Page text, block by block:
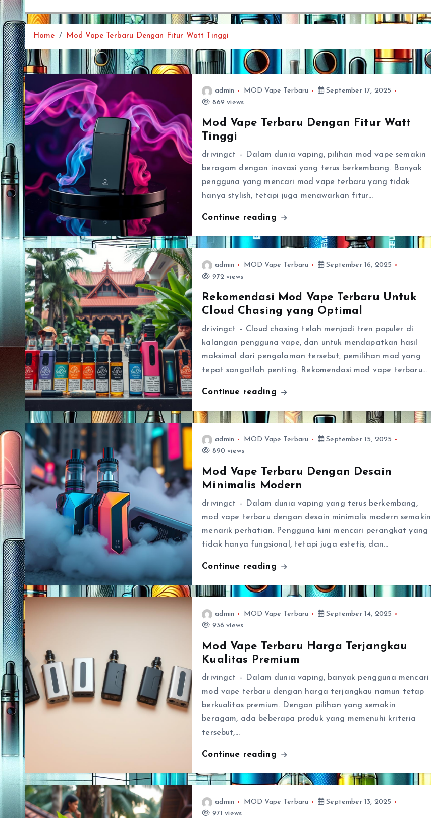
Home Mod Vape Terbaru Dengan Fitur Watt Tinggi
admin MOD Vape Terbaru
September 17, 2025
869 views
Mod Vape Terbaru Dengan Fitur Watt
Tinggi
drivingct – Dalam dunia vaping, pilihan mod vape semakin
beragam dengan inovasi yang terus berkembang. Banyak
pengguna yang mencari mod vape terbaru yang tidak
hanya stylish, tetapi juga menawarkan fitur…
Continue reading
admin MOD Vape Terbaru
September 16, 2025
972 views
Rekomendasi Mod Vape Terbaru Untuk
Cloud Chasing yang Optimal
drivingct – Cloud chasing telah menjadi tren populer di
kalangan pengguna vape, dan untuk mendapatkan hasil
maksimal dari pengalaman tersebut, pemilihan mod yang
tepat sangatlah penting. Rekomendasi mod vape terbaru…
Continue reading
admin MOD Vape Terbaru
September 15, 2025
890 views
Mod Vape Terbaru Dengan Desain
Minimalis Modern
drivingct – Dalam dunia vaping yang terus berkembang,
mod vape terbaru dengan desain minimalis modern semakin
menarik perhatian. Pengguna kini mencari perangkat yang
tidak hanya fungsional, tetapi juga estetis, dan…
Continue reading
admin MOD Vape Terbaru
September 14, 2025
936 views
Mod Vape Terbaru Harga Terjangkau
Kualitas Premium
drivingct – Dalam dunia vaping, banyak pengguna mencari
mod vape terbaru dengan harga terjangkau namun tetap
berkualitas premium. Dengan pilihan yang semakin
beragam, ada beberapa produk yang memenuhi kriteria
tersebut,…
Continue reading
admin MOD Vape Terbaru
September 13, 2025
971 views